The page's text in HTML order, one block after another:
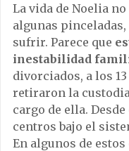
La vida de Noelia
algunas
sufrir. Parece que
inestabilidad
divorciados, a los
retiraron la
cargo de ella.
centros bajo el
En algunos de